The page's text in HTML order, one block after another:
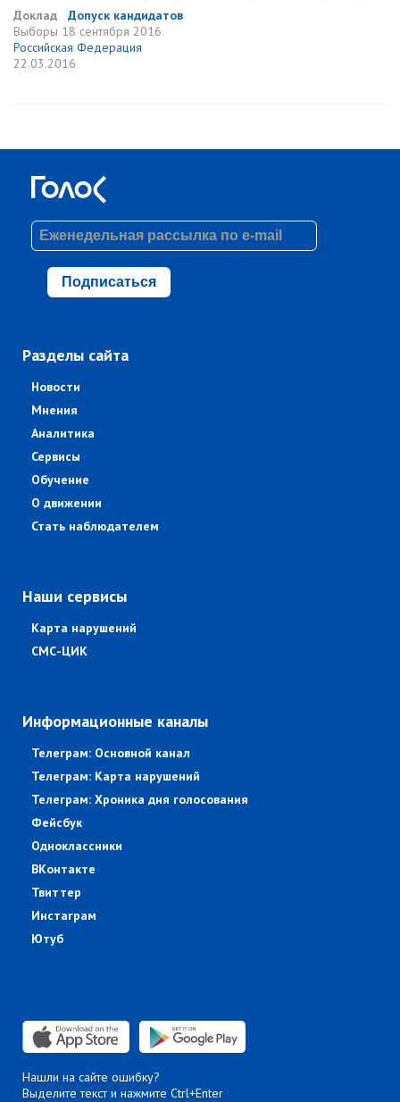
Доклад
Допуск кандидатов
Выборы 18 сентября 2016
Российская Федерация
22.03.2016
Подписаться
Разделы сайта
Новости
Мнения
Аналитика
Сервисы
Обучение
О движении
Стать наблюдателем
Наши сервисы
Карта нарушений
СМС-ЦИК
Информационные каналы
Телеграм: Основной канал
Телеграм: Карта нарушений
Телеграм: Хроника дня голосования
Фейсбук
Одноклассники
ВКонтакте
Твиттер
Инстаграм
Ютуб
Нашли на сайте ошибку?
Выделите текст и нажмите Ctrl+Enter